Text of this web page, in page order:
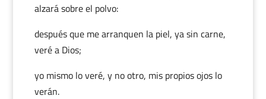
alzará sobre el polvo:
después que me arranquen la piel, ya sin carne,
veré a Dios;
yo mismo lo veré, y no otro, mis propios ojos lo
verán.